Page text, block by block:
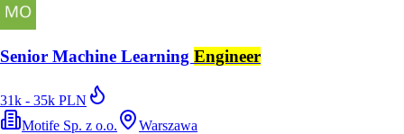
Senior Machine Learning Engineer
31k - 35k PLN
Motife Sp. z o.o.
Warszawa